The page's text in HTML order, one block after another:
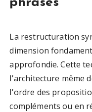
phrases
La restructuration
dimension
approfondie. Cette
l'architecture même
l'ordre des
compléments ou en